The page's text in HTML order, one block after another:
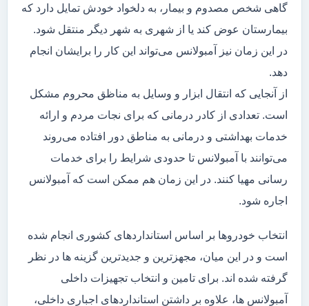
گاهی شخص مصدوم و بیمار، به دلخواد خودش تمایل دارد که
بیمارستان عوض کند یا از شهری به شهر دیگر منتقل شود.
در این زمان نیز آمبولانس می‌تواند این کار را برایشان انجام
دهد.
از آنجایی که انتقال ابزار و وسایل به مناظق محروم مشکل
است. تعدادی از کادر درمانی که برای نجات مردم و ارائه
خدمات بهداشتی و درمانی به مناطق دور افتاده می‌روند
می‌توانند با آمبولانس تا حدودی شرایط را برای خدمات
رسانی مهیا کنند. در این زمان هم ممکن است که آمبولانس
اجاره شود.
انتخاب خودروها بر اساس استانداردهای کشوری انجام شده
است و در این میان، مجهزترین و جدیدترین گزینه ها در نظر
گرفته شده اند. برای تامین و انتخاب تجهیزات داخلی
آمبولانس ها، علاوه بر داشتن استانداردهای اجباری داخلی،